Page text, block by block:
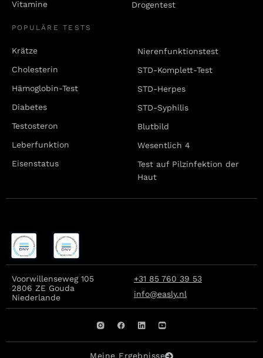
Vitamine
Drogentest
POPULÄRE TESTS
Krätze
Cholesterin
Hämoglobin-Test
Diabetes
Testosteron
Leberfunktion
Eisenstatus
Nierenfunktionstest
STD-Komplett-Test
STD-Herpes
STD-Syphilis
Blutbild
Wesentlich 4
Test auf Pilzinfektion der
Haut
Voorwillenseweg 105
2806 ZE Gouda
Niederlande
+31 85 760 39 53
info@easly.nl
Meine Ergebnisse